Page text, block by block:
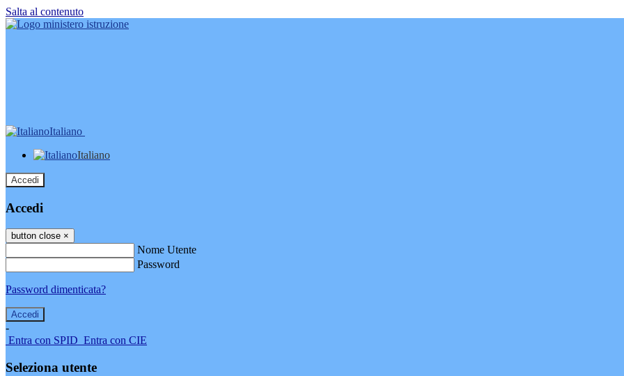
Salta al contenuto
Italiano
Italiano
Accedi
Accedi
button close ×
Nome Utente
Password
Password dimenticata?
-
Entra con SPID Entra con CIE
Seleziona utente